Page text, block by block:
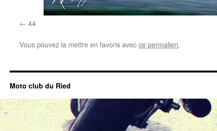
44
Vous pouvez la mettre en favoris avecce permalien.
Moto club du Ried